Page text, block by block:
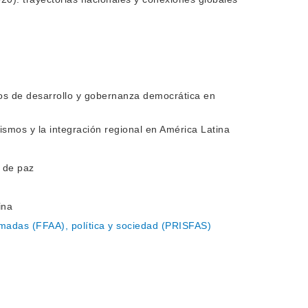
de desarrollo y gobernanza democrática en
y la integración regional en América Latina
paz
(FFAA), política y sociedad (PRISFAS)